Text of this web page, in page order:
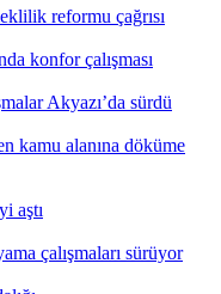
reformu çağrısı
konfor çalışması
Akyazı’da sürdü
kamu alanına döküme
aştı
çalışmaları sürüyor